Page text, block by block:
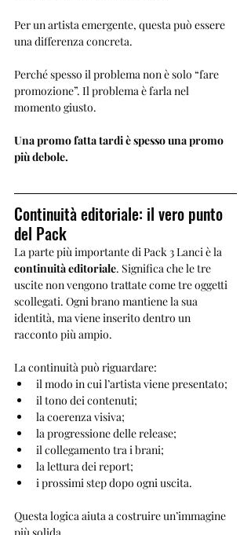
Per un artista emergente, questa può essere
una differenza concreta.
Perché spesso il problema non è solo “fare
promozione”. Il problema è farla nel
momento giusto.
Una promo fatta tardi è spesso una promo
più debole.
Continuità editoriale: il vero punto
del Pack
La parte più importante di Pack 3 Lanci è la
continuità editoriale. Significa che le tre
uscite non vengono trattate come tre oggetti
scollegati. Ogni brano mantiene la sua
identità, ma viene inserito dentro un
racconto più ampio.
La continuità può riguardare:
il modo in cui l’artista viene presentato;
il tono dei contenuti;
la coerenza visiva;
la progressione delle release;
il collegamento tra i brani;
la lettura dei report;
i prossimi step dopo ogni uscita.
Questa logica aiuta a costruire un’immagine
più solida.